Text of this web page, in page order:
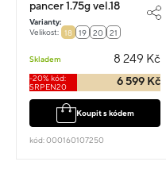
pancer 1.75g vel.18
Varianty:
Velikost:
18 19 20 21
Skladem 8 249 Kč
-20% kód:
SRPEN20
6 599 Kč
Koupit s kódem
kód: 000160107250